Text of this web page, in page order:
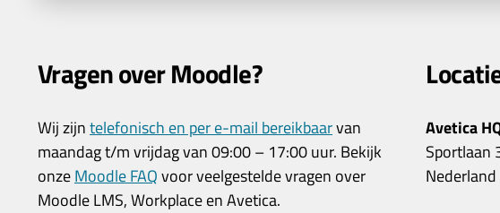
Vragen over Moodle?
Wij zijntelefonisch en per e-mail bereikbaarvan
maandag t/m vrijdag van 09:00 – 17:00 uur. Bekijk
onzeMoodle FAQvoor veelgestelde vragen over
Moodle LMS, Workplace en Avetica.
Avetica
Sportlaan
Nederland